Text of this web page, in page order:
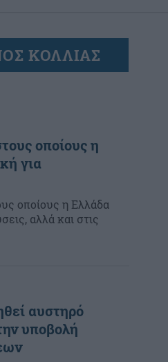
ΚΟΛΛΙΑΣ
οποίους η
για
οποίους η Ελλάδα
αλλά και στις
αυστηρό
υποβολή